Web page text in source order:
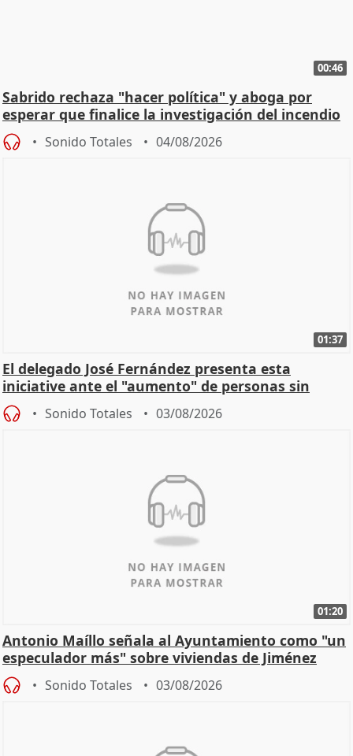
00:46
Sabrido rechaza "hacer política" y aboga por
esperar que finalice la investigación del incendio
Sonido Totales 04/08/2026
01:37
El delegado José Fernández presenta esta
iniciative ante el "aumento" de personas sin
hogar en Madri
Sonido Totales 03/08/2026
01:20
Antonio Maíllo señala al Ayuntamiento como "un
especulador más" sobre viviendas de Jiménez
Becerril
Sonido Totales 03/08/2026